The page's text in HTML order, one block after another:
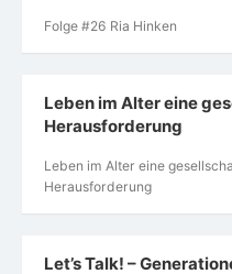
Folge #26 Ria Hinken
Leben im Alter eine
Herausforderung
Leben im Alter eine
Herausforderung
Let’s Talk! –